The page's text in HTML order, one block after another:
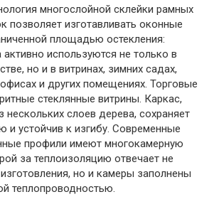
многослойной склейки рамных
позволяет изготавливать оконные
площадью остекления:
используются не только в
но и в витринах, зимних садах,
и других помещениях. Торговые
стеклянные витрины. Каркас,
нескольких слоев дерева, сохраняет
и устойчив к изгибу. Современные
профили имеют многокамерную
за теплоизоляцию отвечает не
но и камеры заполнены
теплопроводностью.